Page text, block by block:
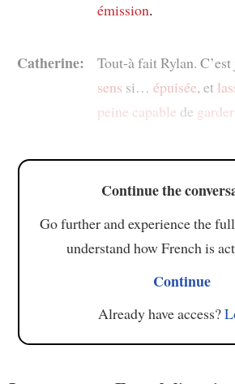
émission.
Catherine: Tout-à fait Rylan.
sens si… épuisée, et
peine capable de garder
Continue the
Go further and experience the
understand how French is
Continue
Already have access?